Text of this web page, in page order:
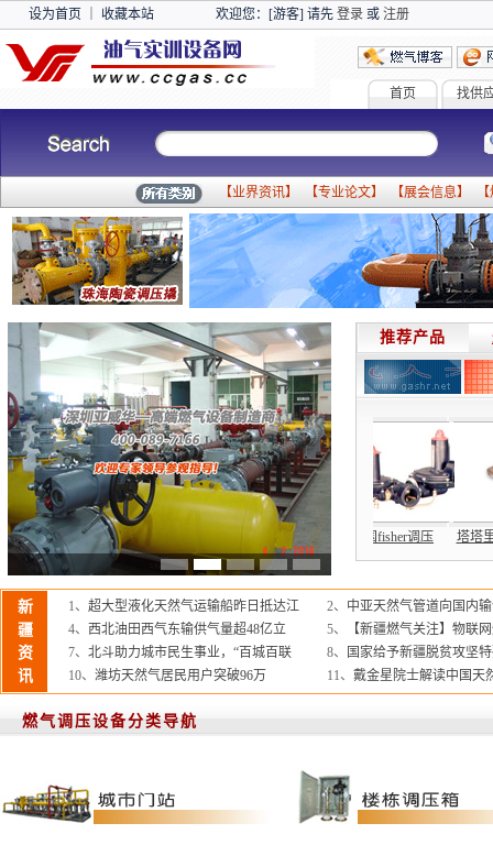
设为首页 收藏本站 欢迎您：[游客] 请先 登录或 注册
首页 找供
【业界资讯】 【专业论文】 【展会信息】 【
推荐产品
楼栋调压箱 直燃式调压箱 德国RMG调压器 美国fisher调压 塔
新
疆
资
讯
1、 超大型液化天然气运输船昨日抵达江 2、 中亚天然气管道向国内
4、 西北油田西气东输供气量超48亿立 5、
【新疆燃气关注】物联
7、 北斗助力城市民生事业，“百城百联 8、
国家给予新疆脱贫攻坚
10、 潍坊天然气居民用户突破96万 11、 戴金星院士解读中国天
燃气调压设备分类导航